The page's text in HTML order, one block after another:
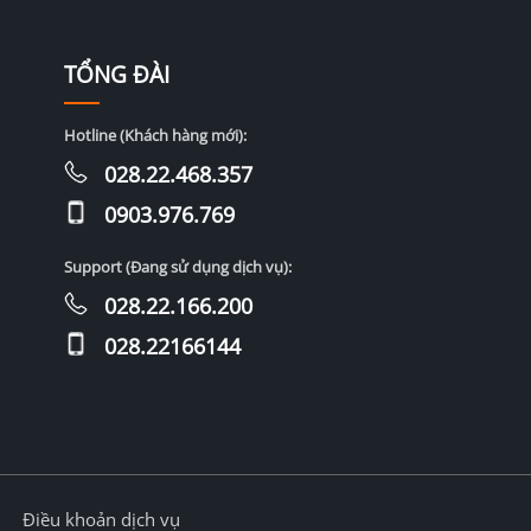
TỔNG ĐÀI
Hotline (Khách hàng mới):
028.22.468.357
0903.976.769
Support (Đang sử dụng dịch vụ):
028.22.166.200
028.22166144
Điều khoản dịch vụ